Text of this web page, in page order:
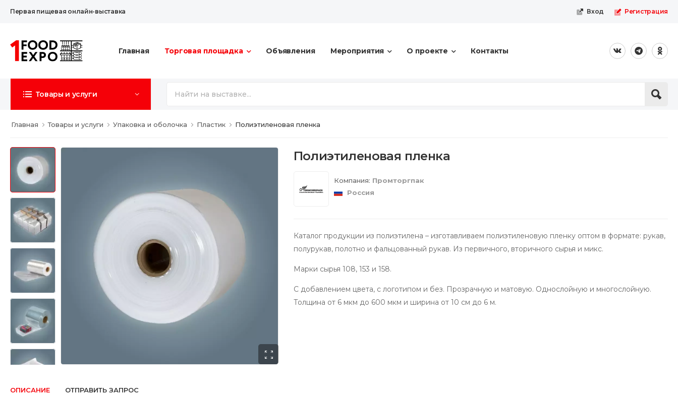
Первая пищевая онлайн-выставка Вход Регистрация
Главная Торговая площадка Объявления Мероприятия О проекте Контакты
Товары и услуги
Главная Товары и услуги Упаковка и оболочка Пластик Полиэтиленовая пленка
Полиэтиленовая пленка
Компания: Промторгпак
Россия
Каталог продукции из полиэтилена – изготавливаем полиэтиленовую пленку оптом в формате: рукав,
полурукав, полотно и фальцованный рукав. Из первичного, вторичного сырья и микс.
Марки сырья 108, 153 и 158.
С добавлением цвета, с логотипом и без. Прозрачную и матовую. Однослойную и многослойную.
Толщина от 6 мкм до 600 мкм и ширина от 10 см до 6 м.
ОПИСАНИЕ ОТПРАВИТЬ ЗАПРОС